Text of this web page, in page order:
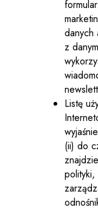
danych
z
Listę
(ii) do